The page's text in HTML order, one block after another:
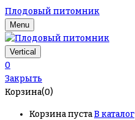
Плодовый питомник
Menu
Vertical
0
Закрыть
Корзина(0)
Корзина пустаВ каталог